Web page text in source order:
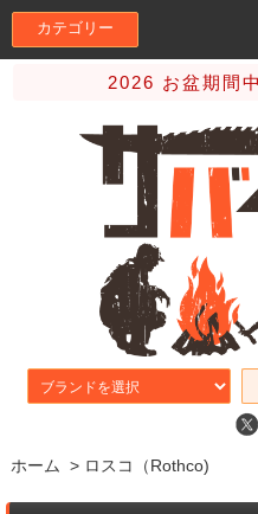
カテゴリー
2026 お盆期間
ホーム > ロスコ（Rothco)